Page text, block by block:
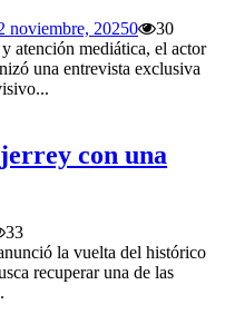
noviembre, 20250
30
atención mediática, el actor
una entrevista exclusiva
con una
33
la vuelta del histórico
recuperar una de las